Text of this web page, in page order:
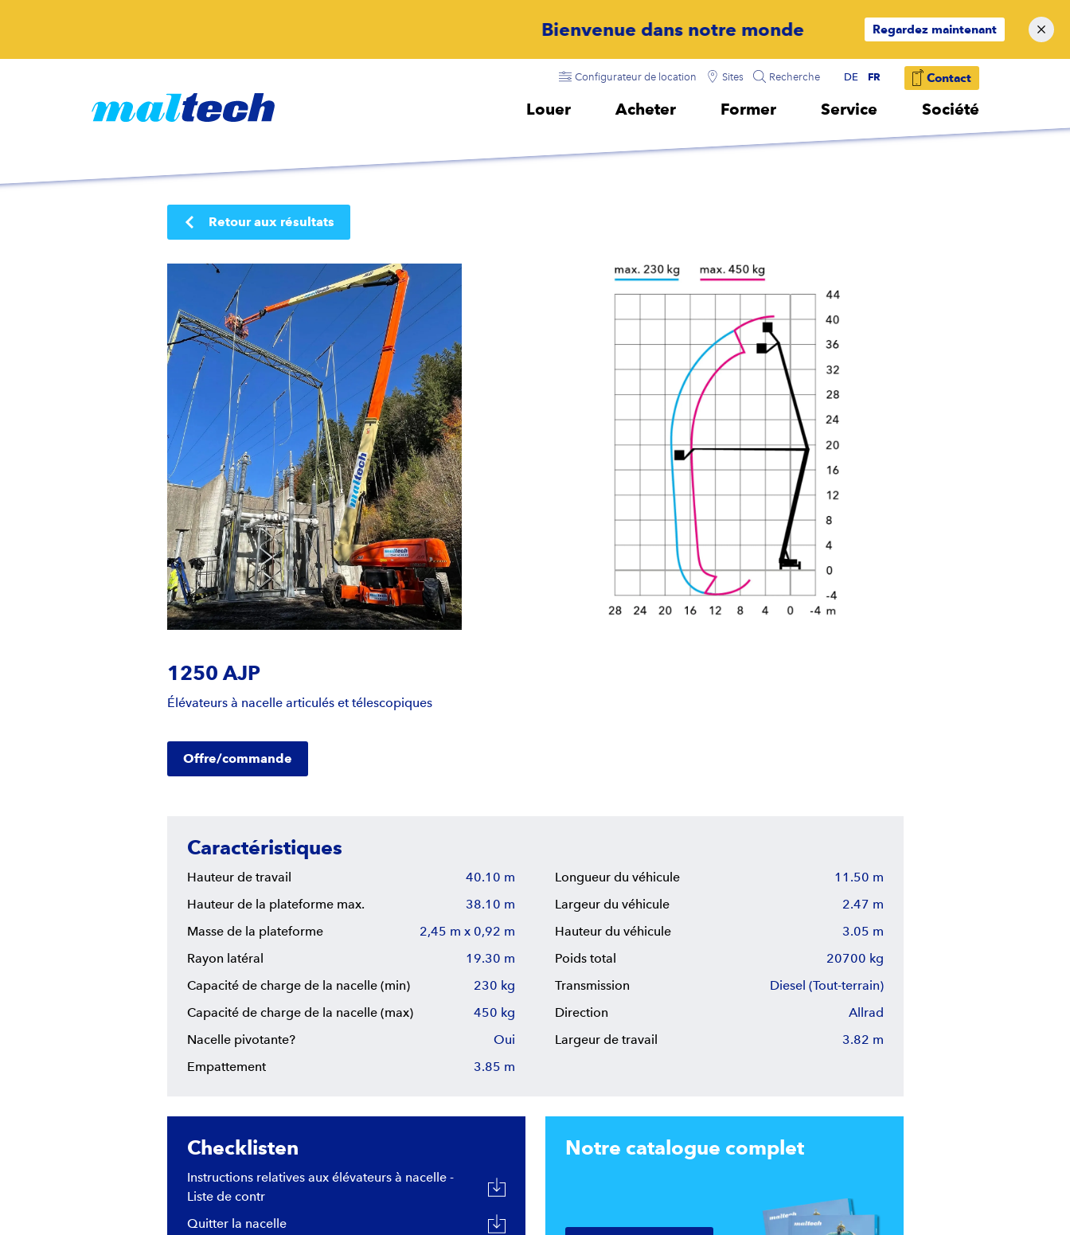
Bienvenue dans notre monde Regardez maintenant
Configurateur de location Sites Recherche DE FR Contact
Louer Acheter Former Service Société
Retour aux résultats
1250 AJP
Élévateurs à nacelle articulés et télescopiques
Offre/commande
Caractéristiques
Hauteur de travail
40.10 m
Hauteur de la plateforme max.
38.10 m
Masse de la plateforme
2,45 m x 0,92 m
Rayon latéral
19.30 m
Capacité de charge de la nacelle (min)
230 kg
Capacité de charge de la nacelle (max)
450 kg
Nacelle pivotante?
Oui
Empattement
3.85 m
Longueur du véhicule
11.50 m
Largeur du véhicule
2.47 m
Hauteur du véhicule
3.05 m
Poids total
20700 kg
Transmission
Diesel (Tout-terrain)
Direction
Allrad
Largeur de travail
3.82 m
Checklisten
Instructions relatives aux élévateurs à nacelle -
Liste de contr
Quitter la nacelle
Notre catalogue complet